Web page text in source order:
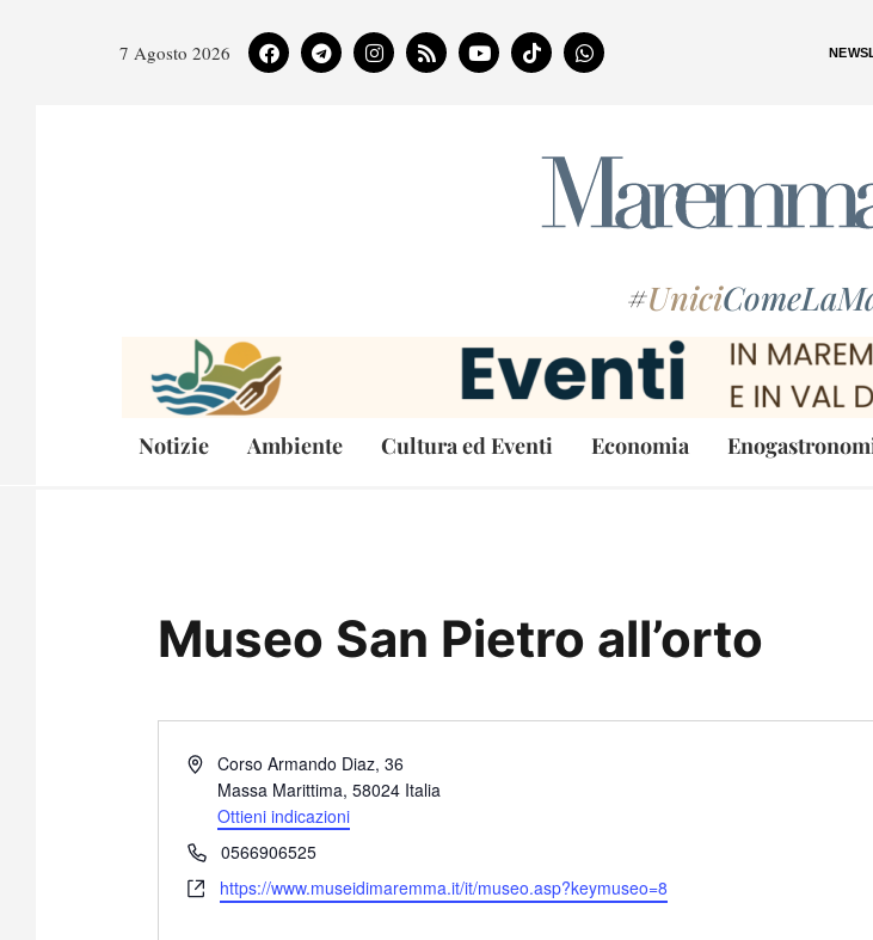
7 Agosto 2026
#Unici
Notizie Ambiente Cultura ed Eventi Economia
Museo San Pietro all’orto
I
i
i
Corso Armando Diaz, 36
Massa Marittima, 58024 Italia
Ottieni indicazioni
T
e
l
0566906525
W
https://www.museidimaremma.it/it/museo.asp?keymuseo=8